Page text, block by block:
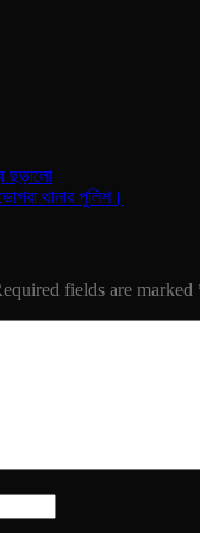
ছড়ালো
থানার পুলিশ।
fields are marked